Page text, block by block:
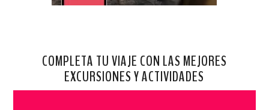
COMPLETA TU VIAJE CON LAS MEJORES
EXCURSIONES Y ACTIVIDADES